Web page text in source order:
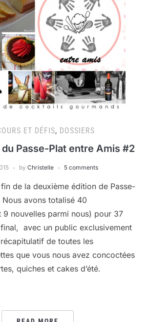
ET DÉFIS, DOSSIERS
Passe-Plat entre Amis #2
by Christelle 5 comments
fin de la deuxième édition de Passe-
avons totalisé 40
9 nouvelles parmi nous) pour 37
avec un public exclusivement
de toutes les
que vous nous avez concoctées
quiches et cakes d’été.